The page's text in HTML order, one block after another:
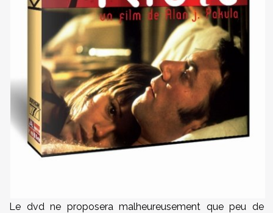
Le dvd ne proposera malheureusement que peu de